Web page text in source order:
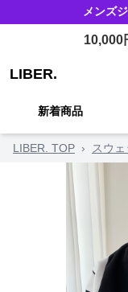
メンズ
10,000
LIBER.
新着商品
LIBER. TOP › スウ